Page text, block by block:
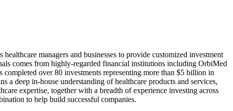
managers and businesses to provide customized investment
comes from highly-regarded financial institutions including OrbiMed
over 80 investments representing more than $5 billion in
a deep in-house understanding of healthcare products and services,
expertise, together with a breadth of experience investing across
to help build successful companies.